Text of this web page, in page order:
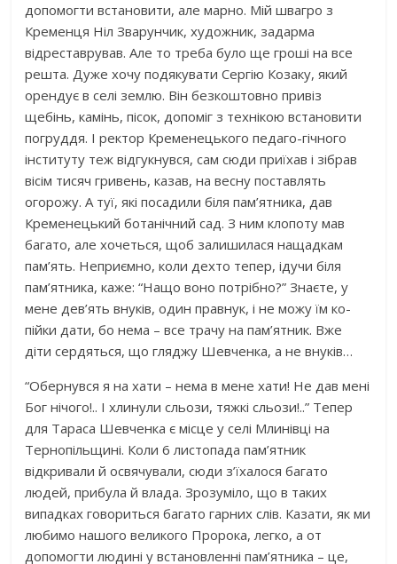
допомогти встановити, але марно. Мій швагро з
Кременця Ніл Зварунчик, художник, задарма
відреставрував. Але то треба було ще гроші на все
решта. Дуже хочу подякувати Сергію Козаку, який
орендує в селі землю. Він безкоштовно привіз
щебінь, камінь, пісок, допоміг з технікою встановити
погруддя. І ректор Кременецького педаго-гічного
інституту теж відгукнувся, сам сюди приїхав і зібрав
вісім тисяч гривень, казав, на весну поставлять
огорожу. А туї, які посадили біля пам’ятника, дав
Кременецький ботанічний сад. З ним клопоту мав
багато, але хочеться, щоб залишилася нащадкам
пам’ять. Неприємно, коли дехто тепер, ідучи біля
пам’ятника, каже: “Нащо воно потрібно?” Знаєте, у
мене дев’ять внуків, один правнук, і не можу їм ко-
пійки дати, бо нема – все трачу на пам’ятник. Вже
діти сердяться, що гляджу Шевченка, а не внуків…
“Обернувся я на хати – нема в мене хати! Не дав мені
Бог нічого!.. І хлинули сльози, тяжкі сльози!..” Тепер
для Тараса Шевченка є місце у селі Млинівці на
Тернопільщині. Коли 6 листопада пам’ятник
відкривали й освячували, сюди з’їхалося багато
людей, прибула й влада. Зрозуміло, що в таких
випадках говориться багато гарних слів. Казати, як ми
любимо нашого великого Пророка, легко, а от
допомогти людині у встановленні пам’ятника – це,